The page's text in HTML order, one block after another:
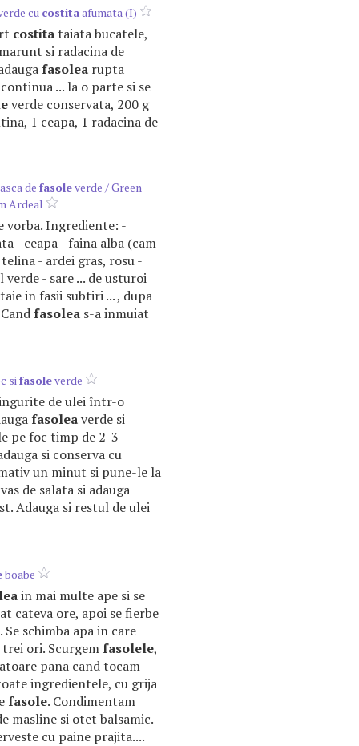
cu costitaafumata (I)
costitataiata bucatele,
si radacina de
fasolea rupta
... la o parte si se
verde conservata, 200 g
1 ceapa, 1 radacina de
de fasoleverde / Green
Ardeal
vorba. Ingrediente: -
- ceapa - faina alba (cam
- ardei gras, rosu -
- sare ... de usturoi
in fasii subtiri ... , dupa
fasolea s-a inmuiat
sifasoleverde
de ulei într-o
fasoleaverde si
pe foc timp de 2-3
si conserva cu
un minut si pune-le la
de salata si adauga
Adauga si restul de ulei
boabe
in mai multe ape si se
cateva ore, apoi se fierbe
Se schimba apa in care
ori. Scurgemfasolele,
pana cand tocam
ingredientele, cu grija
fasole. Condimentam
masline si otet balsamic.
cu paine prajita....